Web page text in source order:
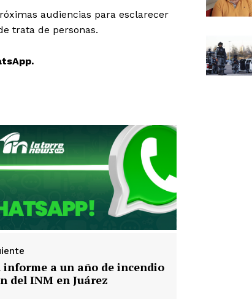
audiencias para esclarecer
trata de personas.
informe a un año de incendio
del INM en Juárez